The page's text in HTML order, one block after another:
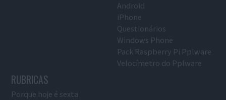
Android
iPhone
Questionários
Windows Phone
Pack Raspberry Pi Pplware
Velocímetro do Pplware
RUBRICAS
Porque hoje é sexta